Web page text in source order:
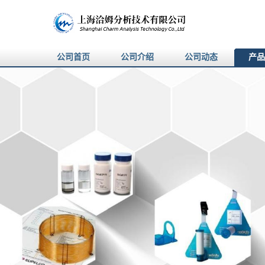
公司首页 公司介绍 公司动态 产